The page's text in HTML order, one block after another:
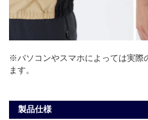
※パソコンやスマホによっては実際
ます。
製品仕様